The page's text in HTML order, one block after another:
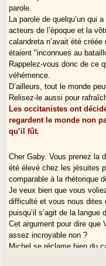
parole.
La parole de quelqu’un qui
acteurs de l’époque et la
calandreta n’avait été
étaient "inconnues au
Rappelez-vous donc de ce
véhémence.
D’ailleurs, tout le monde
Relisez-le aussi pour
Les occitanistes ont
regardent le monde non
qu’il fût.
Cher Gaby. Vous prenez la
été élevé chez les jésuites
comparable à la rhétorique
Je veux bien que vous
difficulté et vous nous dites
puisqu’il s’agit de la
Cet argument pour dire que
assez incroyable non ?
Michel se réclame bien du